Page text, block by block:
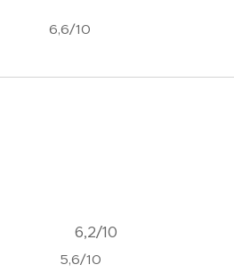
6,6/10
6,2/10
5,6/10